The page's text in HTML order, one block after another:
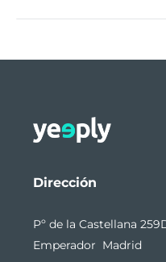
Dirección
Pº de la Castellana
Emperador Madrid